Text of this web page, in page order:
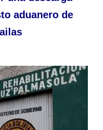
aduanero de